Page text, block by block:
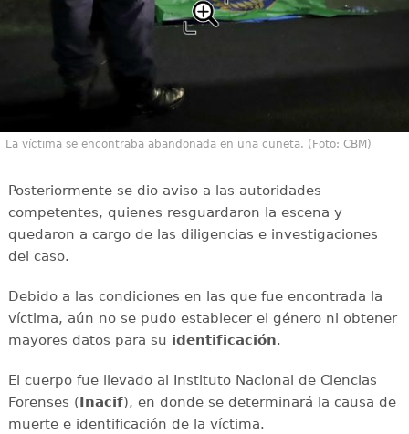
La víctima se encontraba abandonada en una cuneta. (Foto: CBM)
Posteriormente se dio aviso a las autoridades
competentes, quienes resguardaron la escena y
quedaron a cargo de las diligencias e investigaciones
del caso.
Debido a las condiciones en las que fue encontrada la
víctima, aún no se pudo establecer el género ni obtener
mayores datos para su identificación.
El cuerpo fue llevado al Instituto Nacional de Ciencias
Forenses ( Inacif), en donde se determinará la causa de
muerte e identificación de la víctima.